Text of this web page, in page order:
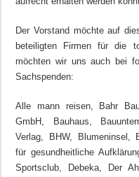
Der Vorstand möchte auf
beteiligten Firmen für die
möchten wir uns auch bei
Sachspenden:
Alle mann reisen, Bahr
GmbH, Bauhaus,
Verlag, BHW, Blumeninsel,
für gesundheitliche
Sportsclub, Debeka, Der